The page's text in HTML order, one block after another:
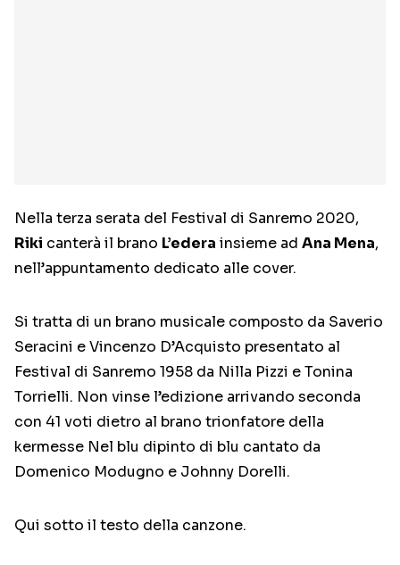
Nella terza serata del Festival di Sanremo 2020,
Riki canterà il brano L’edera insieme ad Ana Mena,
nell’appuntamento dedicato alle cover.
Si tratta di un brano musicale composto da Saverio
Seracini e Vincenzo D’Acquisto presentato al
Festival di Sanremo 1958 da Nilla Pizzi e Tonina
Torrielli. Non vinse l’edizione arrivando seconda
con 41 voti dietro al brano trionfatore della
kermesse Nel blu dipinto di blu cantato da
Domenico Modugno e Johnny Dorelli.
Qui sotto il testo della canzone.